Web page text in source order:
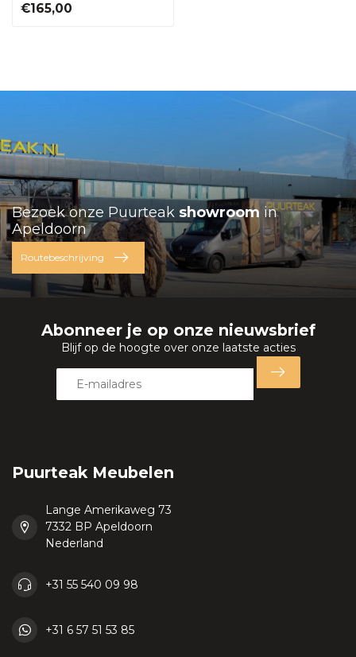
€165,00
Bezoek onze Puurteak showroom in
Apeldoorn
Routebeschrijving
Abonneer je op onze nieuwsbrief
Blijf op de hoogte over onze laatste acties
Puurteak Meubelen
Lange Amerikaweg 73
7332 BP Apeldoorn
Nederland
+31 55 540 09 98
+31 6 57 51 53 85